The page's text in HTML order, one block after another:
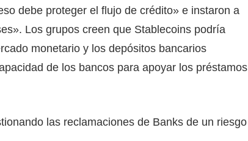
debe proteger el flujo de crédito» e instaron a
Los grupos creen que Stablecoins podría
monetario y los depósitos bancarios
de los bancos para apoyar los préstamos
las reclamaciones de Banks de un riesgo